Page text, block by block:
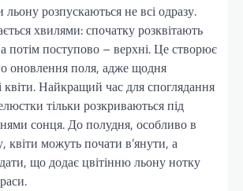
розпускаються не всі одразу.
хвилями: спочатку розквітають
потім поступово – верхні. Це створює
оновлення поля, адже щодня
квіти. Найкращий час для споглядання
тільки розкриваються під
сонця. До полудня, особливо в
квіти можуть почати в’янути, а
що додає цвітінню льону нотку